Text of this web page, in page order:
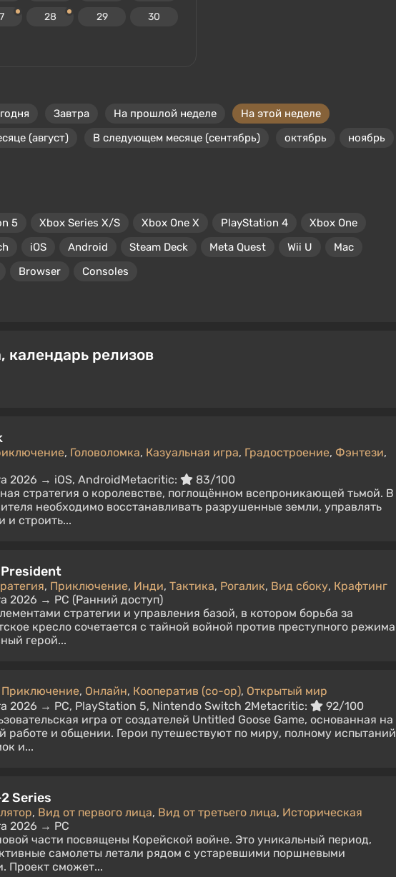
28 29 30
Завтра На прошлой неделе
На этой неделе
(август) В следующем месяце (сентябрь) октябрь
ноябрь
5 Xbox Series X/S Xbox One X PlayStation 4
Xbox One
iOS Android Steam Deck Meta Quest Wii U
Mac
Browser Consoles
релизов
, Головоломка, Казуальная игра, Градостроение, Фэнтези,
2026 → iOS, AndroidMetacritic:
83/100
стратегия о королевстве, поглощённом всепроникающей тьмой. В
необходимо восстанавливать разрушенные земли, управлять
и строить...
, Приключение, Инди, Тактика, Рогалик, Вид сбоку, Крафтинг
2026 → PC (Ранний доступ)
стратегии и управления базой, в котором борьба за
кресло сочетается с тайной войной против преступного
герой...
Приключение, Онлайн, Кооператив (co-op), Открытый мир
2026 → PC, PlayStation 5, Nintendo Switch 2Metacritic:
92/100
игра от создателей Untitled Goose Game, основанная на
работе и общении. Герои путешествуют по миру, полному
и...
Series
, Вид от первого лица, Вид от третьего лица, Историческая
2026 → PC
части посвящены Корейской войне. Это уникальный период,
самолеты летали рядом с устаревшими поршневыми
Проект сможет...